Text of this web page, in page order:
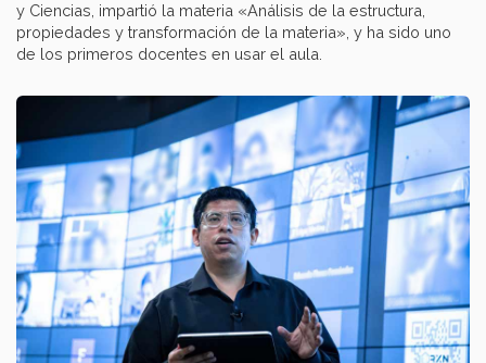
y Ciencias, impartió la materia «Análisis de la estructura,
propiedades y transformación de la materia», y ha sido uno
de los primeros docentes en usar el aula.